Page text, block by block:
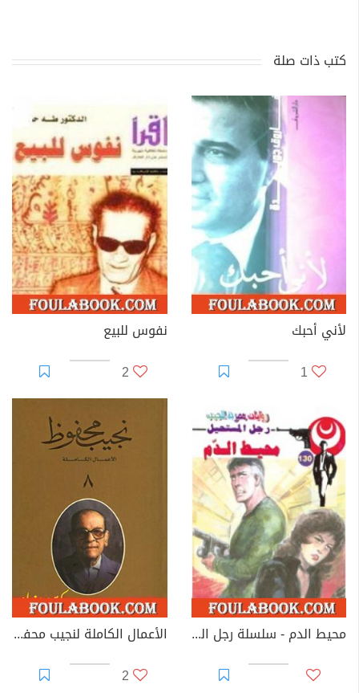
كتب ذات صلة
لأني أحبك
1
نفوس للبيع
2
محيط الدم - سلسلة رجل المستحيل
الأعمال الكاملة لنجيب محفوظ 8
2